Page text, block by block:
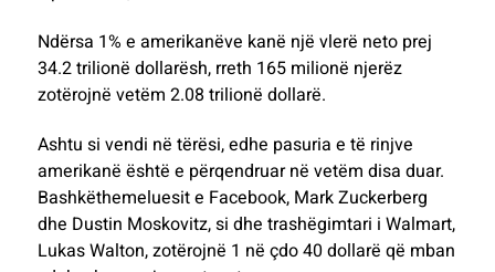
Ndërsa 1% e amerikanëve kanë një vlerë neto prej
34.2 trilionë dollarësh, rreth 165 milionë njerëz
zotërojnë vetëm 2.08 trilionë dollarë.
Ashtu si vendi në tërësi, edhe pasuria e të rinjve
amerikanë është e përqendruar në vetëm disa duar.
Bashkëthemeluesit e Facebook, Mark Zuckerberg
dhe Dustin Moskovitz, si dhe trashëgimtari i Walmart,
Lukas Walton, zotërojnë 1 në çdo 40 dollarë që mban